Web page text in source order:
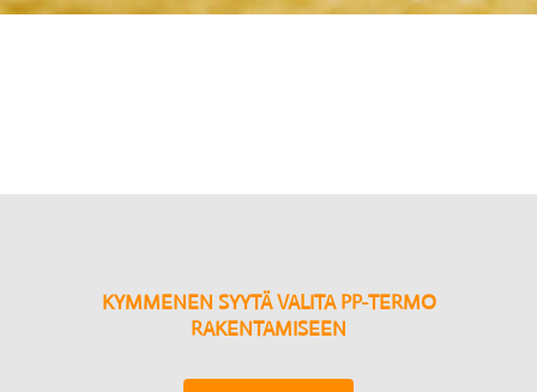
KYMMENEN SYYTÄ VALITA PP-TERMO
RAKENTAMISEEN